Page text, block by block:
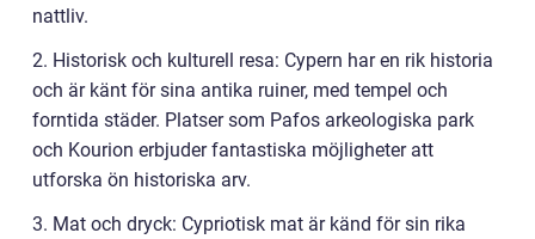
nattliv.
2. Historisk och kulturell resa: Cypern har en rik historia
och är känt för sina antika ruiner, med tempel och
forntida städer. Platser som Pafos arkeologiska park
och Kourion erbjuder fantastiska möjligheter att
utforska ön historiska arv.
3. Mat och dryck: Cypriotisk mat är känd för sin rika